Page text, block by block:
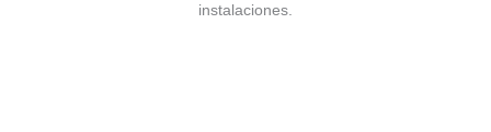
instalaciones.